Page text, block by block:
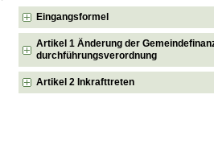
Eingangsformel
Artikel 1 Änderung der
durchführungsverordnung
Artikel 2 Inkrafttreten